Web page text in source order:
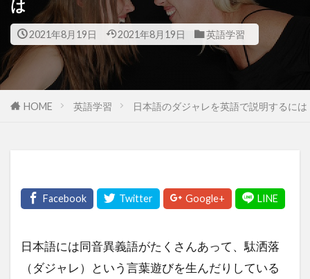
は
2021年8月19日 2021年8月19日 英語学習
HOME 英語学習 日本語のダジャレを英語で説明す
日本語には同音異義語がたくさんあって、駄洒落
（ダジャレ）という言葉遊びを生んだりしている